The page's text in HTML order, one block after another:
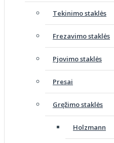
Tekinimo staklės
Frezavimo staklės
Pjovimo staklės
Presai
Gręžimo staklės
Holzmann